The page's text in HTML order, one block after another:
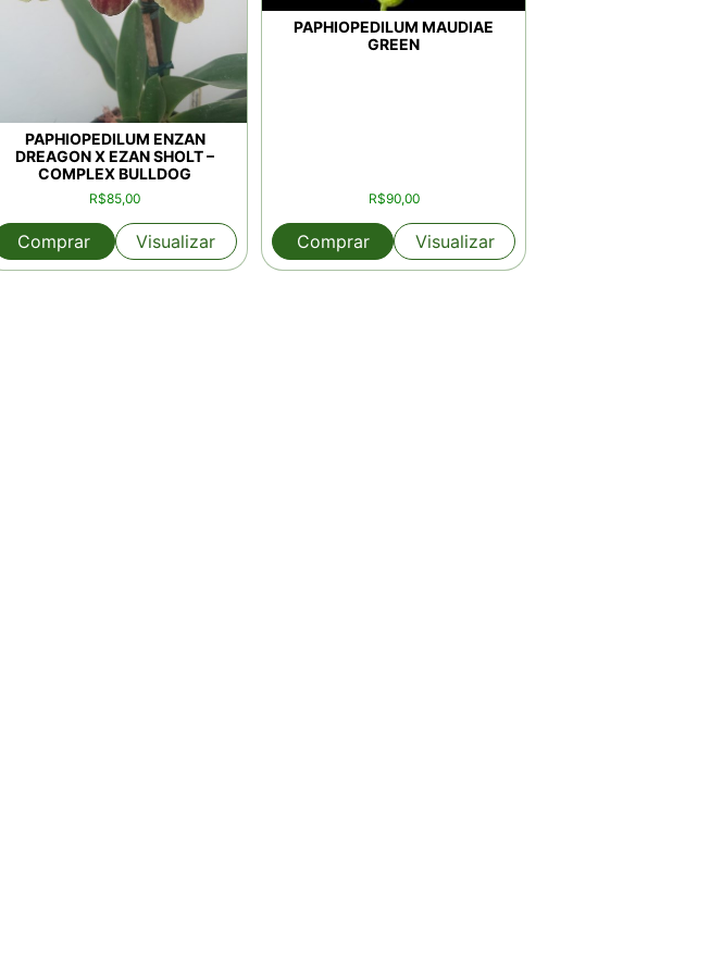
PAPHIOPEDILUM ENZAN
DREAGON X EZAN SHOLT –
COMPLEX BULLDOG
R$85,00
Comprar Visualizar
PAPHIOPEDILUM MAUDIAE
GREEN
R$90,00
Comprar Visualizar